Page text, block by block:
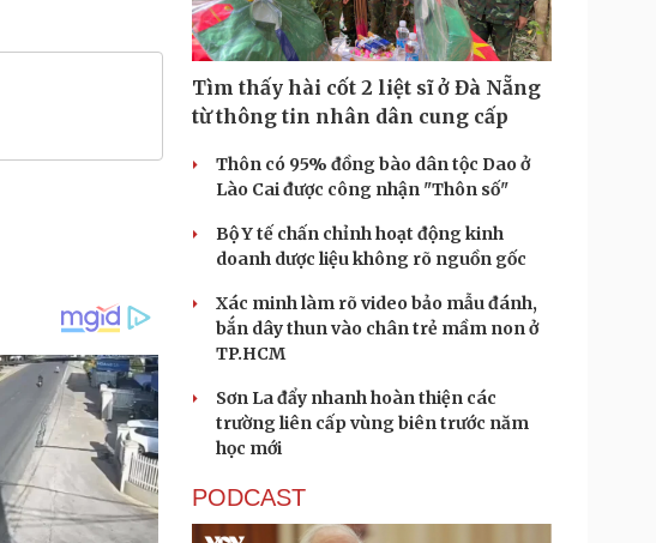
Tìm thấy hài cốt 2 liệt sĩ ở Đà Nẵng
từ thông tin nhân dân cung cấp
Thôn có 95% đồng bào dân tộc Dao ở
Lào Cai được công nhận "Thôn số"
Bộ Y tế chấn chỉnh hoạt động kinh
doanh dược liệu không rõ nguồn gốc
Xác minh làm rõ video bảo mẫu đánh,
bắn dây thun vào chân trẻ mầm non ở
TP.HCM
Sơn La đẩy nhanh hoàn thiện các
trường liên cấp vùng biên trước năm
học mới
PODCAST